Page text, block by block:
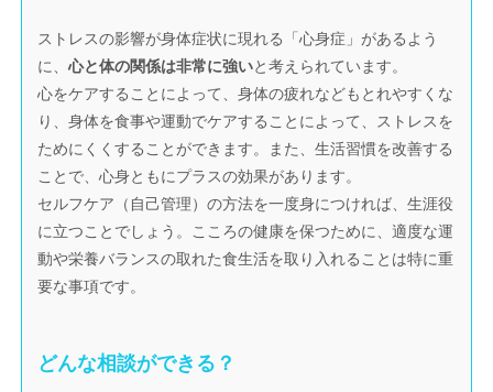
ストレスの影響が身体症状に現れる「心身症」があるよう
に、心と体の関係は非常に強いと考えられています。
心をケアすることによって、身体の疲れなどもとれやすくな
り、身体を食事や運動でケアすることによって、ストレスを
ためにくくすることができます。また、生活習慣を改善する
ことで、心身ともにプラスの効果があります。
セルフケア（自己管理）の方法を一度身につければ、生涯役
に立つことでしょう。こころの健康を保つために、適度な運
動や栄養バランスの取れた食生活を取り入れることは特に重
要な事項です。
どんな相談ができる？